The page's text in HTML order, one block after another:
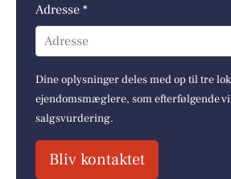
Adresse *
Adresse
Dine oplysninger deles med op til tre
ejendomsmæglere, som efterfølgende
salgsvurdering.
Bliv kontaktet